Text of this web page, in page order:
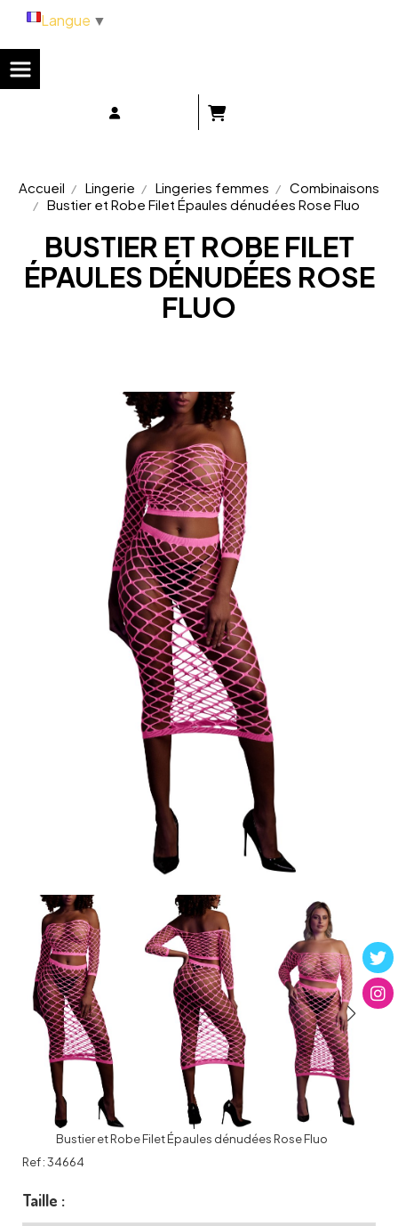
Accueil Lingerie Lingeries femmes
Combinaisons
Bustier et Robe Filet Épaules dénudées Rose Fluo
BUSTIER ET ROBE FILET
ÉPAULES DÉNUDÉES ROSE
FLUO
Bustier et Robe Filet Épaules dénudées Rose Fluo
Ref :34664
Taille :
Langue ▼